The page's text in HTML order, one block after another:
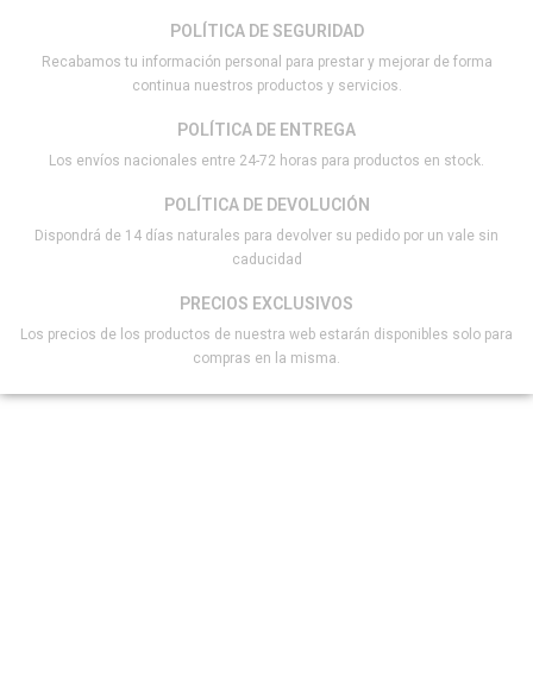
POLÍTICA DE SEGURIDAD
Recabamos tu información personal para prestar y mejorar de forma
continua nuestros productos y servicios.
POLÍTICA DE ENTREGA
Los envíos nacionales entre 24-72 horas para productos en stock.
POLÍTICA DE DEVOLUCIÓN
Dispondrá de 14 días naturales para devolver su pedido por un vale sin
caducidad
PRECIOS EXCLUSIVOS
Los precios de los productos de nuestra web estarán disponibles solo para
compras en la misma.